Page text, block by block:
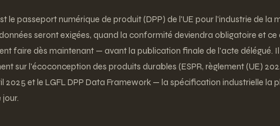
le passeport numérique de produit (DPP) de l'UE pour l'industrie de la
seront exigées, quand la conformité deviendra obligatoire et ce
faire dès maintenant — avant la publication finale de l'acte délégué.
sur l'écoconception des produits durables (ESPR, règlement (UE)
2025 et le LGFL DPP Data Framework — la spécification industrielle la